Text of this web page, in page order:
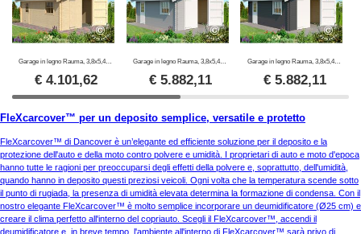
Garage in legno Rauma, 3,8x5,4x2,74m, 40mm, Naturale
€4.101,62
Garage in legno Rauma, 3,8x5,4x2,74m, 40mm, Grigio chiaro
€ 5.882,11
Garage in legno Rauma, 3,8x5,4x2,74m, 40mm, Grigio scuro
€ 5.882,11
FleXcarcover™ per un deposito semplice, versatile e protetto
FleXcarcover™ di Dancover è un’elegante ed efficiente soluzione per il deposito e la
protezione dell'auto e della moto contro polvere e umidità. I proprietari di auto e moto d'epoca
hanno tutte le ragioni per preoccuparsi degli effetti della polvere e, soprattutto, dell'umidità,
quando hanno in deposito questi preziosi veicoli. Ogni volta che la temperatura scende sotto
il punto di rugiada, la presenza di umidità elevata determina la formazione di condensa. Con il
nostro elegante FleXcarcover™ è molto semplice incorporare un deumidificatore (Ø25 cm) e
creare il clima perfetto all'interno del copriauto. Scegli il FleXcarcover™, accendi il
deumidificatore e, in breve tempo, l'ambiente all'interno di FleXcarcover™ sarà privo di